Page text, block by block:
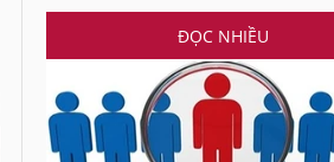
ĐỌC NHIỀU